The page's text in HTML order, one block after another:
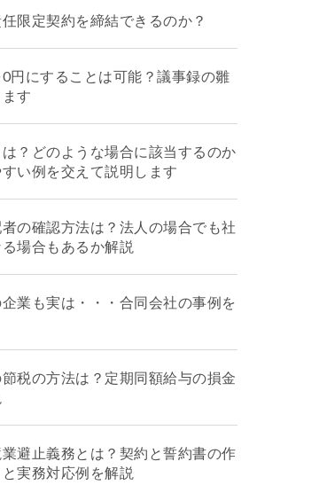
限定契約を締結できるのか？
円にすることは可能？議事録の雛
す
？どのような場合に該当するのか
い例を交えて説明します
の確認方法は？法人の場合でも社
場合もあるか解説
業も実は・・・合同会社の事例を
税の方法は？定期同額給与の損金
避止義務とは？契約と誓約書の作
実務対応例を解説